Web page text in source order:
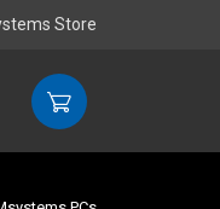
Store